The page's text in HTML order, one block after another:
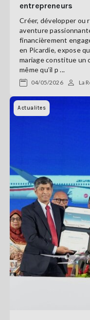
entrepreneurs
Créer, développer ou
aventure
financièrement
en Picardie, expose
mariage constitue un
même qu’il p ...
04/05/2026 La
Actualites